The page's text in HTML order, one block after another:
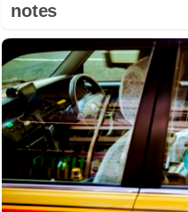
notes